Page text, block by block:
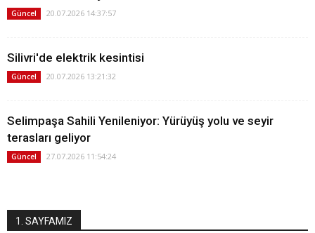
Güncel 20.07.2026 14:37:57
Silivri'de elektrik kesintisi
Güncel 20.07.2026 13:21:32
Selimpaşa Sahili Yenileniyor: Yürüyüş yolu ve seyir
terasları geliyor
Güncel 27.07.2026 11:54:24
1. SAYFAMIZ